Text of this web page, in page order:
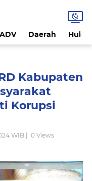
ADV Daerah
Kabupaten
Korupsi
WIB | 0Views